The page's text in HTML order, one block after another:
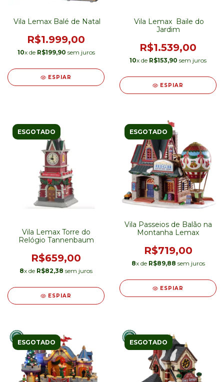
Vila Lemax Balé de Natal
R$1.999,00
10x de R$199,90 sem juros
ESPIAR
Vila Lemax Baile do
Jardim
R$1.539,00
10x de R$153,90 sem juros
ESPIAR
ESGOTADO
Vila Lemax Torre do
Relógio Tannenbaum
R$659,00
8x de R$82,38 sem juros
ESPIAR
ESGOTADO
Vila Passeios de Balão na
Montanha Lemax
R$719,00
8x de R$89,88 sem juros
ESPIAR
ESGOTADO ESGOTADO